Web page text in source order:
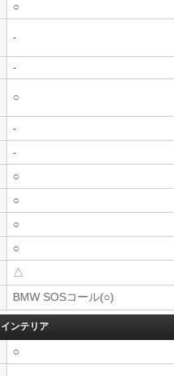
○
-
-
○
-
-
○
○
○
○
△
BMW SOSコール(○)
インテリア
○